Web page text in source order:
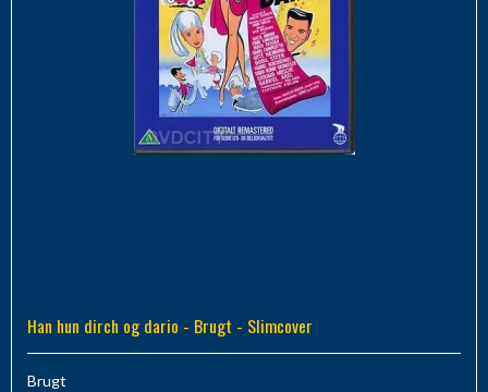
Han hun dirch og dario - Brugt - Slimcover
Brugt